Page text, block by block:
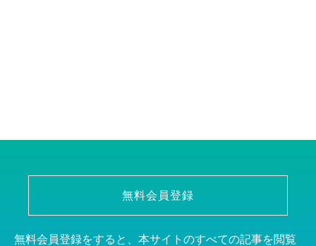
無料会員登録
無料会員登録をすると、本サイトのすべての記事を閲覧